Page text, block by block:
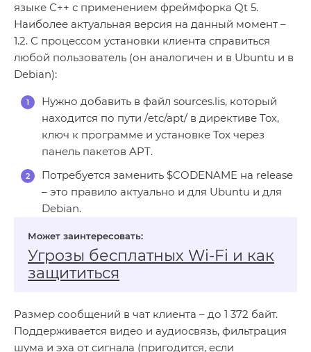
языке С++ с применением фреймфорка Qt 5.
Наиболее актуальная версия на данный момент –
1.2. С процессом установки клиента справиться
любой пользователь (он аналогичен и в Ubuntu и в
Debian):
Нужно добавить в файл sources.lis, который
находится по пути /etc/apt/ в директиве Tox,
ключ к программе и установке Tox через
панель пакетов APT.
Потребуется заменить $CODENAME на release
– это правило актуально и для Ubuntu и для
Debian.
Угрозы бесплатных Wi‑Fi и как
защититься
Размер сообщений в чат клиента – до 1 372 байт.
Поддерживается видео и аудиосвязь, фильтрация
шума и эха от сигнала (пригодится, если